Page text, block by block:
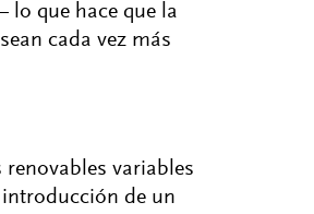
lo que hace que la
cada vez más
variables
de un